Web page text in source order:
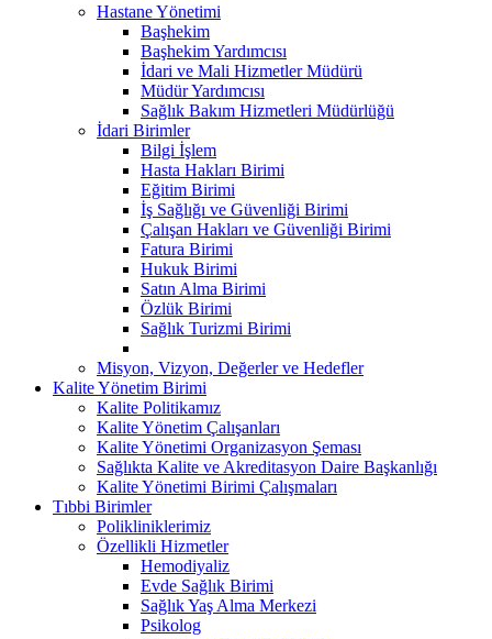
Hastane Yönetimi
Başhekim
Başhekim Yardımcısı
İdari ve Mali Hizmetler Müdürü
Müdür Yardımcısı
Sağlık Bakım Hizmetleri Müdürlüğü
İdari Birimler
Bilgi İşlem
Hasta Hakları Birimi
Eğitim Birimi
İş Sağlığı ve Güvenliği Birimi
Çalışan Hakları ve Güvenliği Birimi
Fatura Birimi
Hukuk Birimi
Satın Alma Birimi
Özlük Birimi
Sağlık Turizmi Birimi
Misyon, Vizyon, Değerler ve Hedefler
Kalite Yönetim Birimi
Kalite Politikamız
Kalite Yönetim Çalışanları
Kalite Yönetimi Organizasyon Şeması
Sağlıkta Kalite ve Akreditasyon Daire Başkanlığı
Kalite Yönetimi Birimi Çalışmaları
Tıbbi Birimler
Polikliniklerimiz
Özellikli Hizmetler
Hemodiyaliz
Evde Sağlık Birimi
Sağlık Yaş Alma Merkezi
Psikolog